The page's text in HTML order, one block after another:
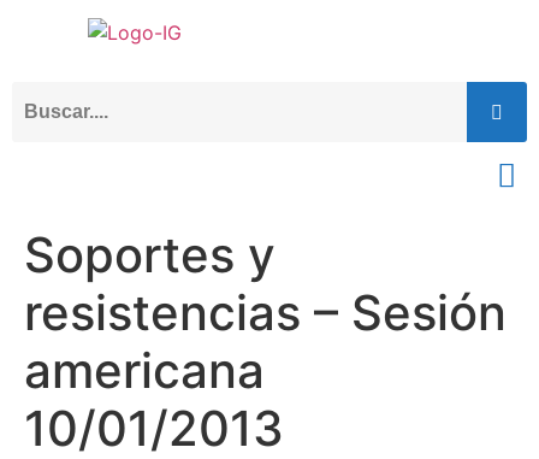
Soportes y
resistencias – Sesión
americana
10/01/2013